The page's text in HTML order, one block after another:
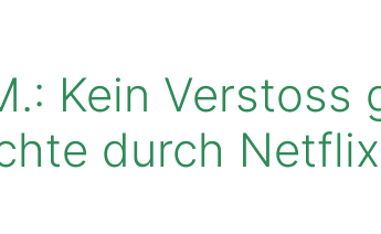
Kein Verstoss
durch